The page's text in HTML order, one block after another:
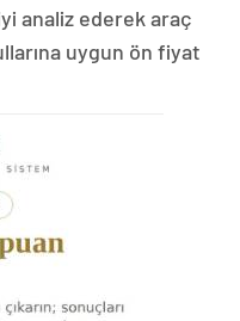
analiz ederek araç
uygun ön fiyat